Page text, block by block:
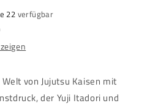
22 verfügbar
von Jujutsu Kaisen mit
der Yuji Itadori und